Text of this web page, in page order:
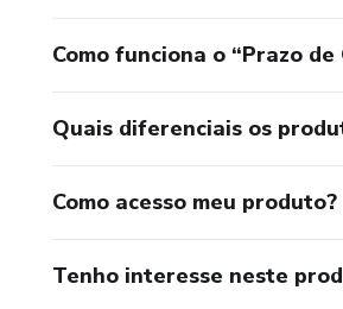
Como funciona o “Prazo
Quais diferenciais os
Como acesso meu produto?
Tenho interesse neste